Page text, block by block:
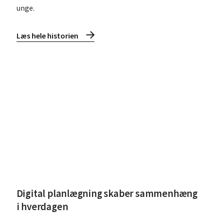
unge.
Læs hele historien
Digital planlægning skaber sammenhæng
i hverdagen